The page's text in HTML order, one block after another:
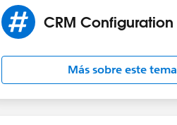
CRM Configuration
Más sobre este tema